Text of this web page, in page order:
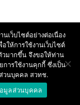
เว็บไซต์อย่างต่อเนื่อง
ให้การใช้งานเว็บไซต์
วมากขึ้น จึงขอให้ท่าน
การใช้งานคุกกี้ ซึ่งเป็น
วนบุคคล สวทช.
มูลส่วนบุคคล